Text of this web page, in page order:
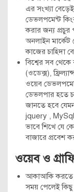
এর সংখ্যা
ডেভলপমেন্ট
করার জন্য প্রচুর
অনলাইন
কাজের চাহিদা
বিশ্বের সব
(ওডেক্স),
ওয়েব
ডেভলপার হতে
জানতে হবে
jquery ,
ভাবে শিখে যে
বাজারে প্রবেশ
ওয়েব ও
আকাআকি করতে
সময় পেলেই কিছু